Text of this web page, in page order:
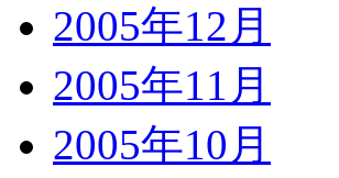
2005年12月
2005年11月
2005年10月